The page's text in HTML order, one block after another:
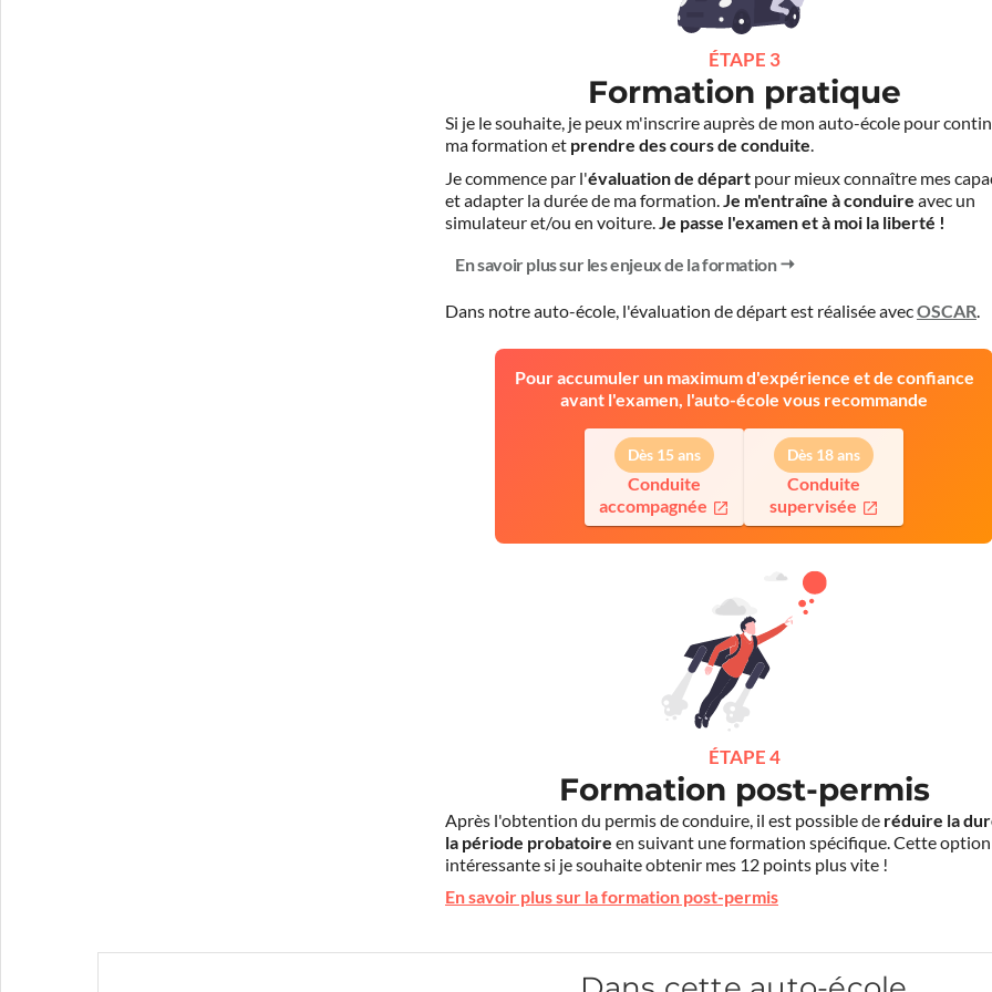
ÉTAPE 3
Formation pratique
Si je le souhaite, je peux m'inscrire auprès de mon auto-école pour
ma formation et prendre des cours de conduite.
Je commence par l'évaluation de départ pour mieux connaître mes
et adapter la durée de ma formation.Je m'entraîne à conduire avec un
simulateur et/ou en voiture.Je passe l'examen et à moi la liberté !
En savoir plus sur les enjeux de la formation
Dans notre auto-école, l'évaluation de départ est réalisée avecOSCAR.
Pour accumuler un maximum d'expérience et de confiance
avant l'examen, l'auto-école vous recommande
Dès 15 ans
Conduite
accompagnée
Dès 18 ans
Conduite
supervisée
ÉTAPE 4
Formation post-permis
Après l'obtention du permis de conduire, il est possible de réduire la
la période probatoire en suivant une formation spécifique. Cette
intéressante si je souhaite obtenir mes 12 points plus vite !
En savoir plus sur la formation post-permis